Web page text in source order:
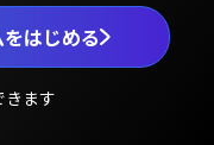
はじめる
きます